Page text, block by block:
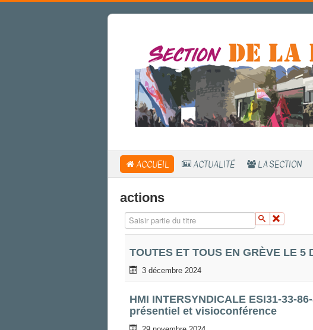
ACCUEIL ACTUALITÉ LA SECTION
actions
Saisir partie du titre
TOUTES ET TOUS EN GRÈVE LE 5
3 décembre 2024
HMI INTERSYNDICALE ESI31-33-
présentiel et visioconférence